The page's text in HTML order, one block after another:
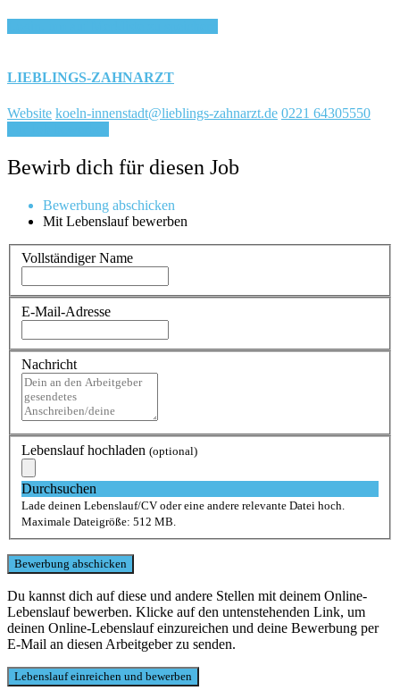
LIEBLINGS-ZAHNARZT
Website koeln-innenstadt@lieblings-zahnarzt.de 0221 64305550
Bewirb dich für diesen Job
Bewerbung abschicken
Mit Lebenslauf bewerben
Vollständiger Name
E-Mail-Adresse
Nachricht
Lebenslauf hochladen (optional)
Durchsuchen
Lade deinen Lebenslauf/CV oder eine andere relevante Datei hoch.
Maximale Dateigröße: 512 MB.
Du kannst dich auf diese und andere Stellen mit deinem Online-
Lebenslauf bewerben. Klicke auf den untenstehenden Link, um
deinen Online-Lebenslauf einzureichen und deine Bewerbung per
E-Mail an diesen Arbeitgeber zu senden.